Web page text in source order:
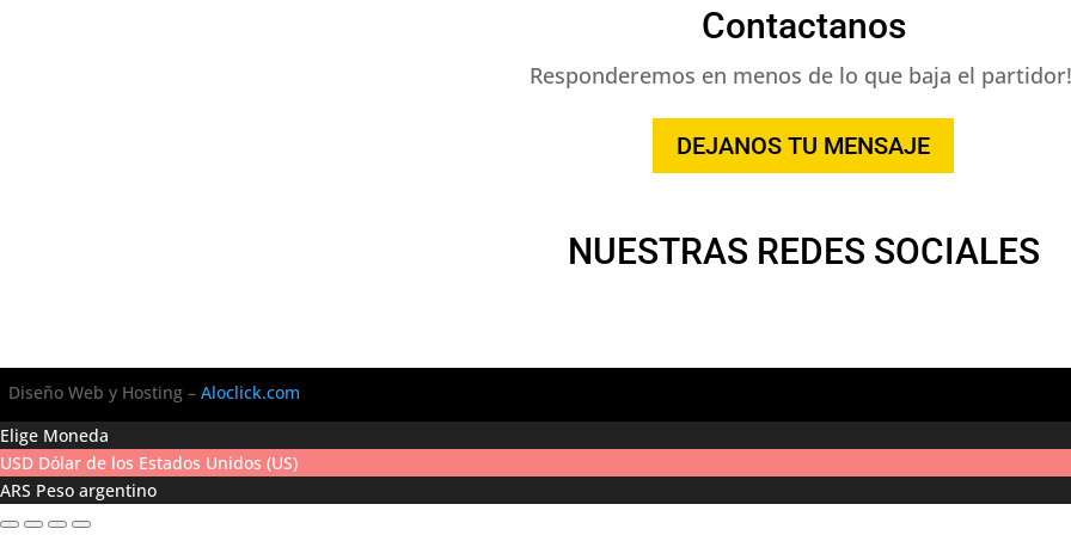
Contactanos
Responderemos en menos de lo que baja el
DEJANOS TU MENSAJE
NUESTRAS REDES SOCIALES
Diseño Web y Hosting – Aloclick.com
Elige Moneda
USD Dólar de los Estados Unidos (US)
ARS Peso argentino